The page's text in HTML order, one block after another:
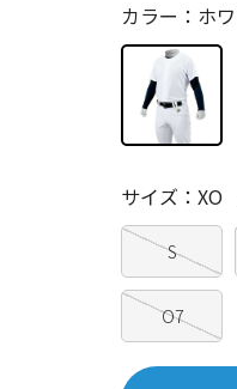
カラー：ホ
S
O7
サイズ：XO